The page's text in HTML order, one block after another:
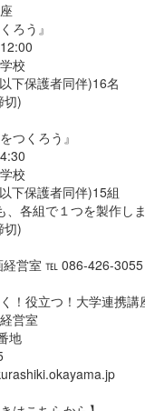
ろう』
校
下保護者同伴)16名
切)
つくろう』
校
下保護者同伴)15組
各組で１つを製作しま
切)
経営室 ℡ 086-426-3055
！役立つ！大学連携講
営室
地